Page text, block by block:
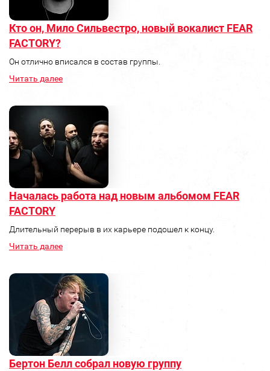
Кто он, Мило Сильвестро, новый вокалист FEAR
FACTORY?
Он отлично вписался в состав группы.
Читать далее
Началась работа над новым альбомом FEAR
FACTORY
Длительный перерыв в их карьере подошел к концу.
Читать далее
Бертон Белл собрал новую группу